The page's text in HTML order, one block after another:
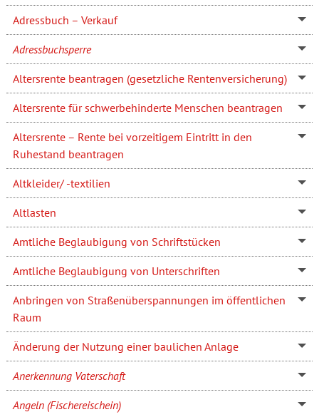
Adressbuch – Verkauf
Adressbuchsperre
Altersrente beantragen (gesetzliche Rentenversicherung)
Altersrente für schwerbehinderte Menschen beantragen
Altersrente – Rente bei vorzeitigem Eintritt in den
Ruhestand beantragen
Altkleider/ -textilien
Altlasten
Amtliche Beglaubigung von Schriftstücken
Amtliche Beglaubigung von Unterschriften
Anbringen von Straßenüberspannungen im öffentlichen
Raum
Änderung der Nutzung einer baulichen Anlage
Anerkennung Vaterschaft
Angeln (Fischereischein)